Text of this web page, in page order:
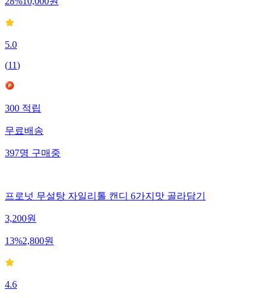
28%10,000원
5.0
(11)
300적립
무료배송
397명구매중
프로넛 무설탕 자일리톨 캔디 6가지맛 골라담기
3,200원
13%2,800원
4.6